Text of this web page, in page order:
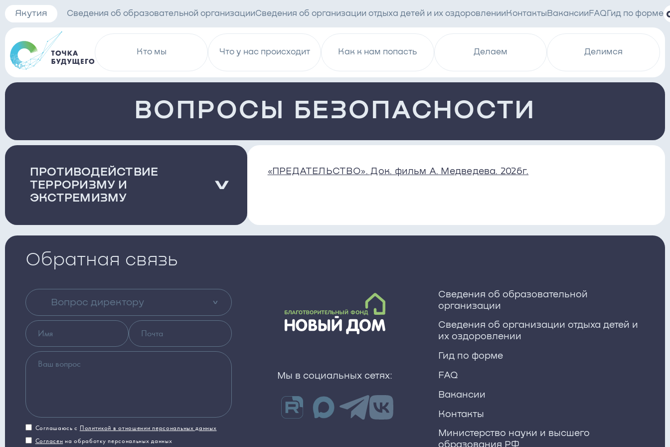
Якутия Сведения об образовательной организацииСведения об организации отдыха детей и их оздоровлении Контакты Вакансии FAQ Гид по форме
Кто мы Что у нас происходит Как к нам попасть Делаем Делимся
ВОПРОСЫ БЕЗОПАСНОСТИ
ПРОТИВОДЕЙСТВИЕ
ТЕРРОРИЗМУ И
ЭКСТРЕМИЗМУ
«ПРЕДАТЕЛЬСТВО». Док. фильм А. Медведева. 2026г.
Обратная связь
Вопрос директору
Соглашаюсь с Политикой в отношении персональных данных
Согласен на обработку персональных данных
Мы в социальных сетях:
Сведения об образовательной
организации
Сведения об организации отдыха детей и
их оздоровлении
Гид по форме
FAQ
Вакансии
Контакты
Министерство науки и высшего
образования РФ